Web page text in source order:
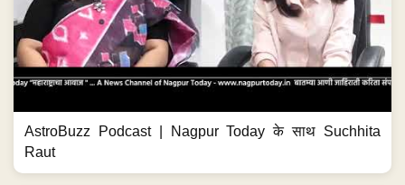
AstroBuzz Podcast | Nagpur Today के साथ Suchhita
Raut